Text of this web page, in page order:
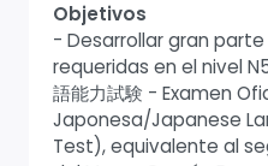
Objetivos
- Desarrollar gran
requeridas en el nivel
語能力試験 - Examen
Japonesa/Japanese
Test), equivalente al